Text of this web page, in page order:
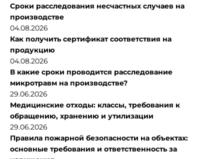
Сроки расследования несчастных случаев на
производстве
04.08.2026
Как получить сертификат соответствия на
продукцию
04.08.2026
В какие сроки проводится расследование
микротравм на производстве?
29.06.2026
Медицинские отходы: классы, требования к
обращению, хранению и утилизации
29.06.2026
Правила пожарной безопасности на объектах:
основные требования и ответственность за